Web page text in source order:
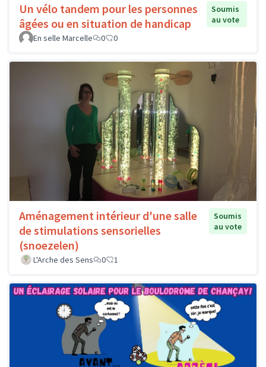
Un vélo tandem pour les personnes
âgées ou en situation de handicap
Soumis
au vote
En selle Marcelle
0 0
Aménagement intérieur d'une salle
de stimulations sensorielles
(snoezelen)
Soumis
au vote
L'Arche des Sens 0 1